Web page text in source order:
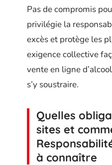
Pas de compromis
privilégie la
excès et protège les
exigence collective
vente en ligne
s’y soustraire.
Quelles
sites et
à connaître